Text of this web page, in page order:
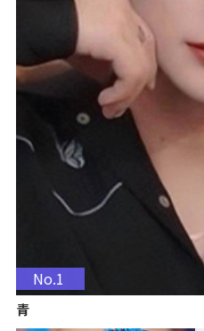
No.1
青